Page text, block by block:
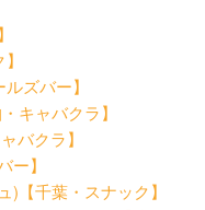
ズバー】
キャバクラ】
バクラ】
ー】
)【千葉・スナック】